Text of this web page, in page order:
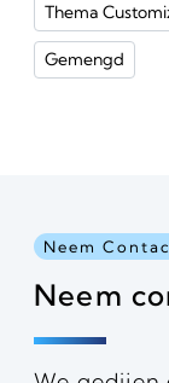
Thema
Gemengd
Neem
Neem